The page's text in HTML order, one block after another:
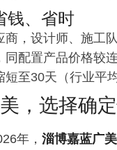
钱、省时
商，设计师、施
同配置产品价格
短至30天（行业
，选择确
年， 淄博嘉蓝广美